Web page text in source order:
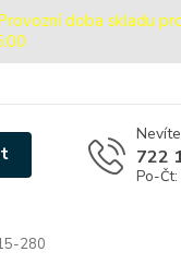
doba skladu
722
Po-
280